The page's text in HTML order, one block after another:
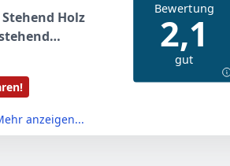
Holz
Bewertung
2,1
gut
anzeigen...